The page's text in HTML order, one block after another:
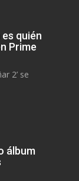
quién
Prime
2’ se
álbum